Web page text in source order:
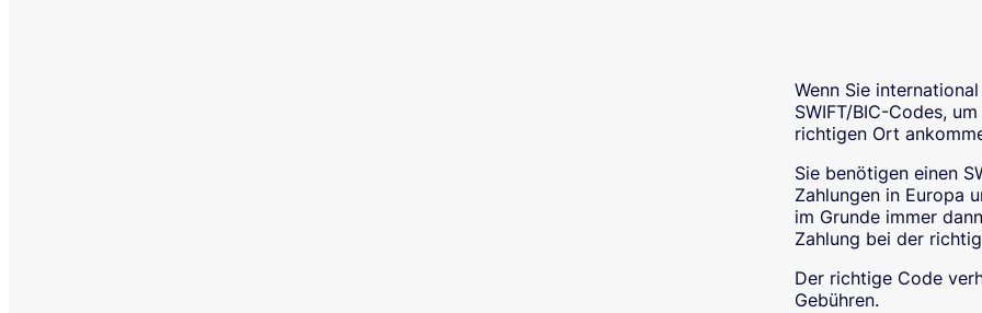
Wenn Sie
SWIFT/BIC-Codes,
richtigen Ort
Sie benötigen einen
Zahlungen in Europa
im Grunde immer
Zahlung bei der
Der richtige Code
Gebühren.